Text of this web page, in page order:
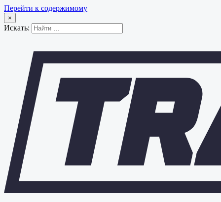
Перейти к содержимому
×
Искать: